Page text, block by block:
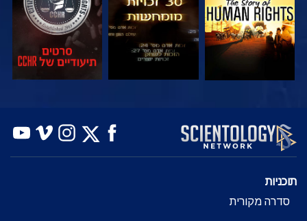
צפה בדוק את הסדרה
תוכניות
סדרה מקורית